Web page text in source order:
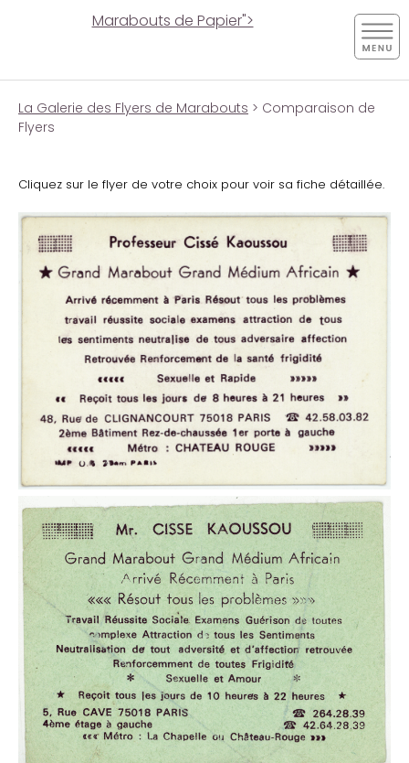
Marabouts de Papier">
La Galerie des Flyers de Marabouts > Comparaison de
Flyers
Cliquez sur le flyer de votre choix pour voir sa fiche détaillée.